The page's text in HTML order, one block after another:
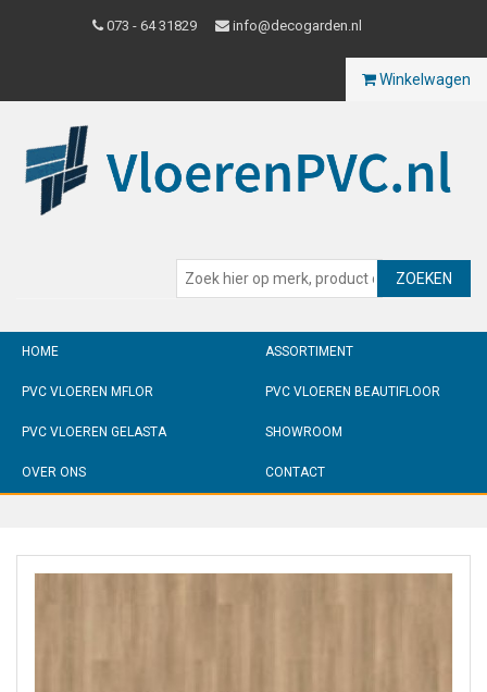
073 - 64 31829 info@decogarden.nl
Winkelwagen
ZOEKEN
HOME ASSORTIMENT
PVC VLOEREN MFLOR PVC VLOEREN BEAUTIFLOOR
PVC VLOEREN GELASTA SHOWROOM
OVER ONS CONTACT